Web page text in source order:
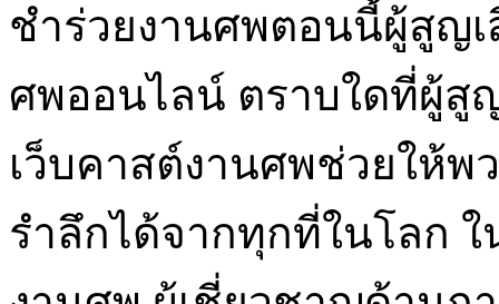
ชำร่วยงานศพตอนนี้ผู้สูญเ
ศพออนไลน์ ตราบใดที่ผู้สู
เว็บคาสต์งานศพช่วยให้พ
รำลึกได้จากทุกที่ในโลก